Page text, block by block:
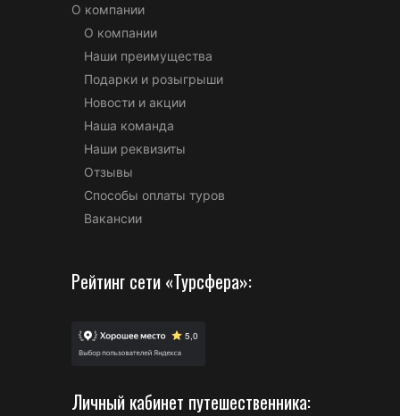
О компании
О компании
Наши преимущества
Подарки и розыгрыши
Новости и акции
Наша команда
Наши реквизиты
Отзывы
Способы оплаты туров
Вакансии
Рейтинг сети «Турсфера»:
Личный кабинет путешественника: